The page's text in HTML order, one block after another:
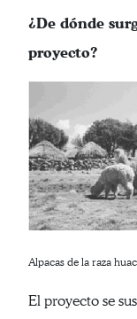
¿De dónde
proyecto?
Alpacas de la raza
El proyecto se